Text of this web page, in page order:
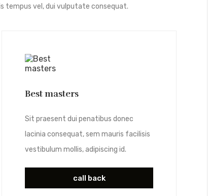
tempus vel, dui vulputate consequat.
Best masters
Sit praesent dui penatibus donec
lacinia consequat, sem mauris facilisis
vestibulum mollis, adipiscing id.
call back